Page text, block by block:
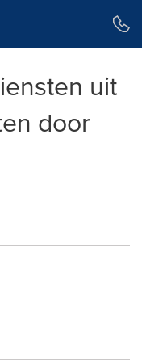
uit
door